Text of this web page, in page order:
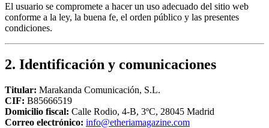
El usuario se compromete a hacer un uso adecuado del sitio web
conforme a la ley, la buena fe, el orden público y las presentes
condiciones.
2. Identificación y comunicaciones
Titular: Marakanda Comunicación, S.L.
CIF: B85666519
Domicilio fiscal: Calle Rodio, 4-B, 3ºC, 28045 Madrid
Correo electrónico: info@etheriamagazine.com